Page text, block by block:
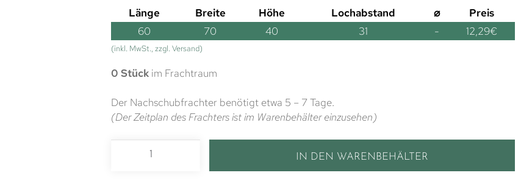
Länge Breite Höhe Lochabstand ⌀
Preis
60
70 40 31 - 12,29€
(inkl. MwSt., zzgl. Versand)
0 Stück im Frachtraum
Der Nachschubfrachter benötigt etwa 5 – 7 Tage.
(Der Zeitplan des Frachters ist im Warenbehälter einzusehen)
IN DEN WARENBEHÄLTER